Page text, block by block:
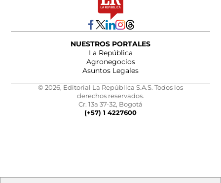
NUESTROS PORTALES
La República
Agronegocios
Asuntos Legales
© 2026, Editorial La República S.A.S. Todos los
derechos reservados.
Cr. 13a 37-32, Bogotá
(+57) 1 4227600